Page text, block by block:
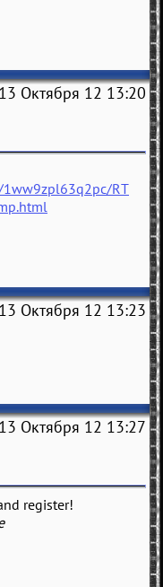
Октября 12 13:20
RT
Октября 12 13:23
Октября 12 13:27
register!